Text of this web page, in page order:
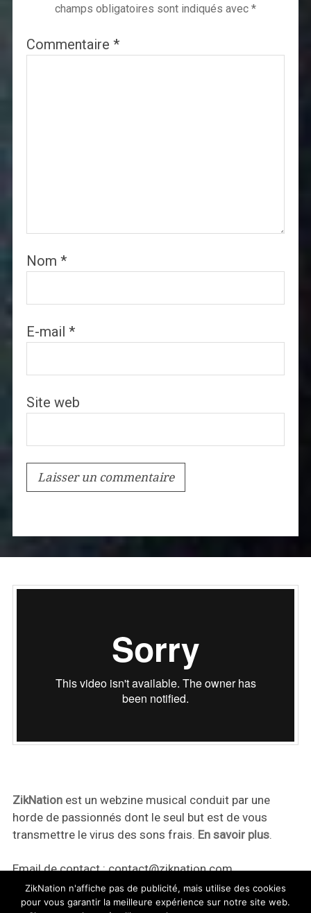
champs obligatoires sont indiqués avec *
Commentaire *
Nom *
E-mail *
Site web
ZikNationest un webzine musical conduit par une
horde de passionnés dont le seul but est de vous
transmettre le virus des sons frais. En savoir plus.
Email de contact :contact@ziknation.com
ZikNation n'affiche pas de publicité, mais utilise des cookies
pour vous garantir la meilleure expérience sur notre site web.